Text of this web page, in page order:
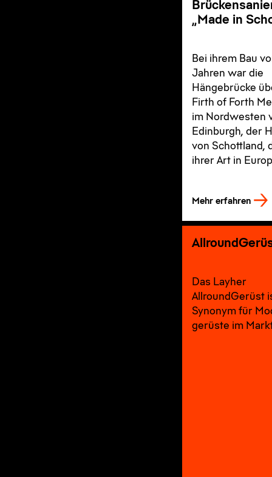
„Made in
Bei ihrem Bau
Jahren war die
Hängebrücke
Firth of Forth
im Nordwesten
Edinburgh, der
von Schottland,
ihrer Art in
Mehr erfahren
Das Layher
AllroundGerüst
Synonym für
gerüste im